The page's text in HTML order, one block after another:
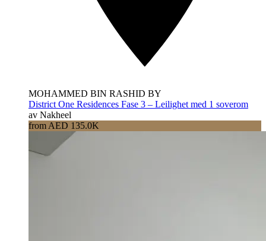
MOHAMMED BIN RASHID BY
District One Residences Fase 3 – Leilighet med 1 soverom
av Nakheel
from AED 135.0K